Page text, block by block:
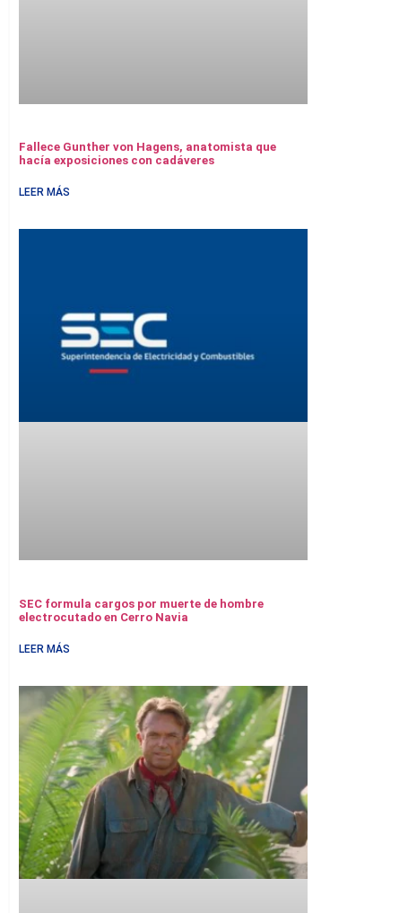
Fallece Gunther von Hagens, anatomista que
hacía exposiciones con cadáveres
LEER MÁS
SEC formula cargos por muerte de hombre
electrocutado en Cerro Navia
LEER MÁS